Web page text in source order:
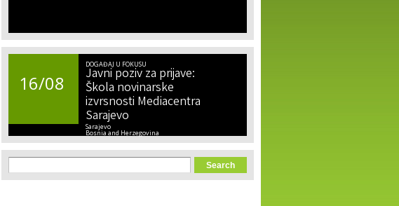
16/08
DOGAĐAJ U FOKUSU
Javni poziv za prijave:
Škola novinarske
izvrsnosti Mediacentra
Sarajevo
Sarajevo
Bosnia and Herzegovina
Search form
Search